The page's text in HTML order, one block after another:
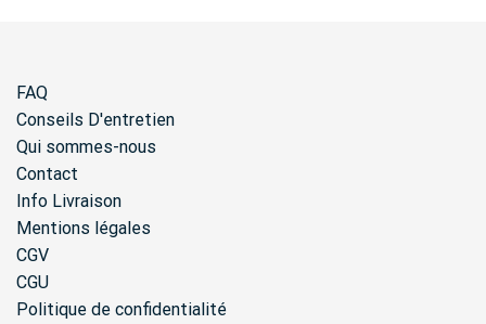
FAQ
Conseils D'entretien
Qui sommes-nous
Contact
Info Livraison
Mentions légales
CGV
CGU
Politique de confidentialité